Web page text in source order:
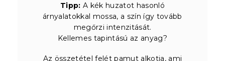
Tipp: A kék huzatot hasonló
árnyalatokkal mossa, a szín így tovább
megőrzi intenzitását.
Kellemes tapintású az anyag?
Az összetétel felét pamut alkotja, ami